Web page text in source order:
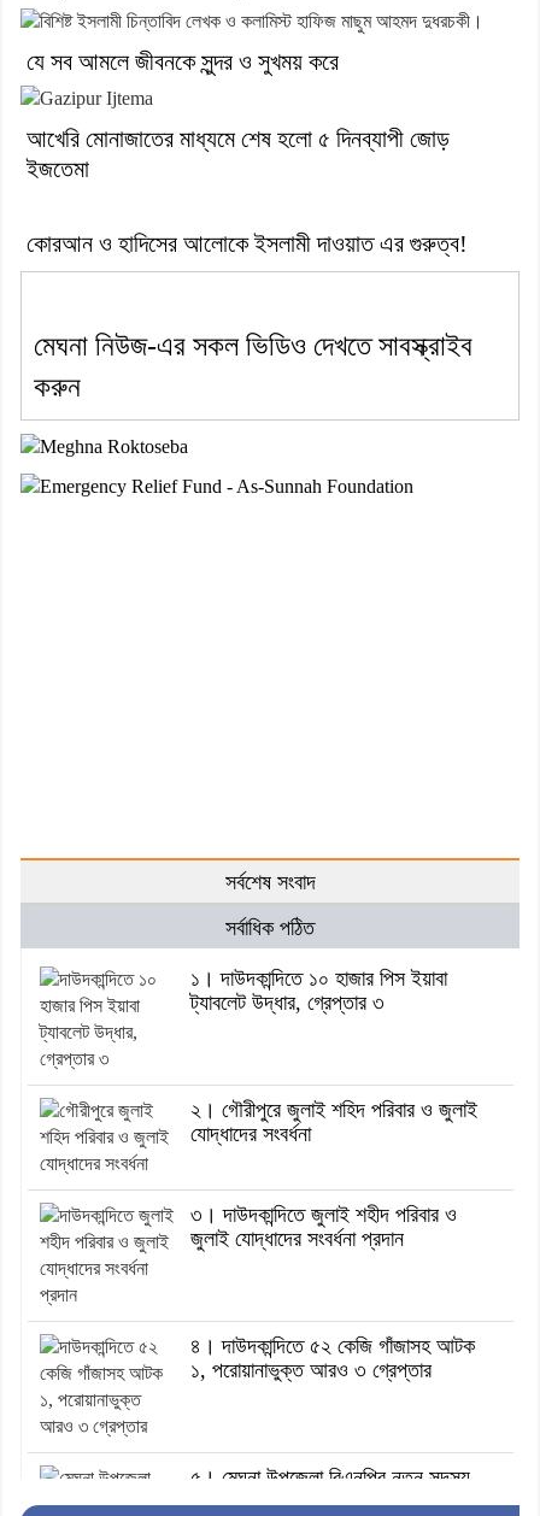
যে সব আমলে জীবনকে সুন্দর ও সুখময় করে
আখেরি মোনাজাতের মাধ্যমে শেষ হলো ৫ দিনব্যাপী জোড়
ইজতেমা
কোরআন ও হাদিসের আলোকে ইসলামী দাওয়াত এর গুরুত্ব!
মেঘনা নিউজ-এর সকল ভিডিও দেখতে সাবস্ক্রাইব
করুন
সর্বশেষ সংবাদ
সর্বাধিক পঠিত
১। দাউদকান্দিতে ১০ হাজার পিস ইয়াবা
ট্যাবলেট উদ্ধার, গ্রেপ্তার ৩
২। গৌরীপুরে জুলাই শহিদ পরিবার ও জুলাই
যোদ্ধাদের সংবর্ধনা
৩। দাউদকান্দিতে জুলাই শহীদ পরিবার ও
জুলাই যোদ্ধাদের সংবর্ধনা প্রদান
৪। দাউদকান্দিতে ৫২ কেজি গাঁজাসহ আটক
১, পরোয়ানাভুক্ত আরও ৩ গ্রেপ্তার
৫। মেঘনা উপজেলা বিএনপির নতুন সদস্য
সচিব হলেন সালাউদ্দিন সরকার